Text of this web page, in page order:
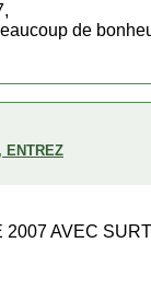
de
ENTREZ
AVEC